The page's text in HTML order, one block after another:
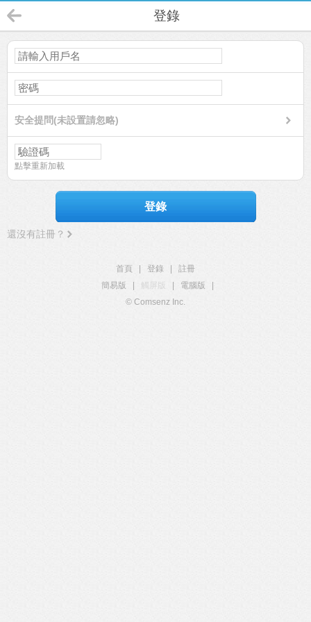
登錄
安全提問(未設置請忽略)
點擊重新加載
登錄
還沒有註冊？
首頁 登錄
註冊
簡易版
觸屏版 電腦版
© Comsenz Inc.